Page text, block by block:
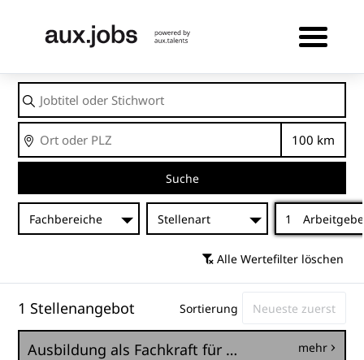
Jobtitel
oder
Stichwort
Ort
Suche
Fachbereiche Stellenart 1
Alle Wertefilter löschen
1 Stellenangebot Sortierung
Ausbildung als Fachkraft für Möbel-, Küchen- und Umzugsservice mehr